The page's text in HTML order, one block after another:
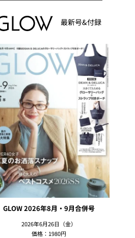
最新号&付録
GLOW 2026年8月・9月合併号
2026年6月26日（金）
価格：1980円